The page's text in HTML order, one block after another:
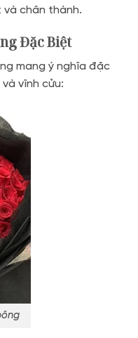
và chân thành.
Đặc Biệt
mang ý nghĩa đặc
vĩnh cửu: